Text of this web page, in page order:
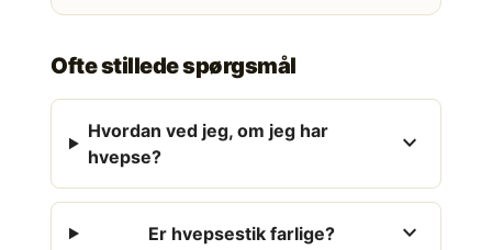
Ofte stillede spørgsmål
Hvordan ved jeg, om jeg har
hvepse?
expand_more
Er hvepsestik farlige? expand_more